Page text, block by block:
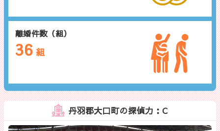
離婚件数（組）
36 組
丹羽郡大口町の探偵力：C